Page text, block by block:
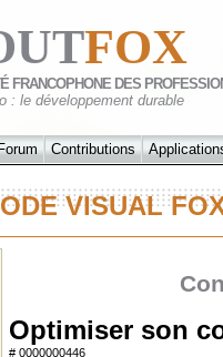
FOX
FRANCOPHONE DES
: le développement durable
Contributions
VISUAL
Optimiser son
# 0000000446